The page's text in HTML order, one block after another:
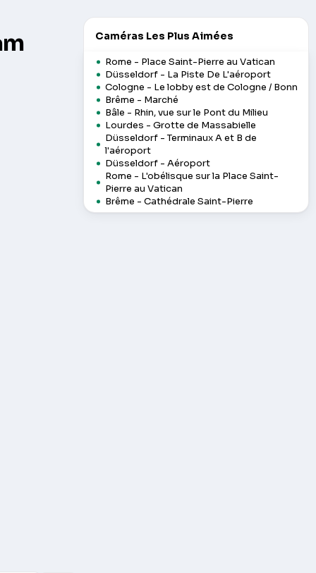
Caméras Les Plus Aimées
Rome - Place Saint-Pierre au Vatican
Düsseldorf - La Piste De L'aéroport
Cologne - Le lobby est de Cologne / Bonn
Brême - Marché
Bâle - Rhin, vue sur le Pont du Milieu
Lourdes - Grotte de Massabielle
Düsseldorf - Terminaux A et B de
l'aéroport
Düsseldorf - Aéroport
Rome - L'obélisque sur la Place Saint-
Pierre au Vatican
Brême - Cathédrale Saint-Pierre